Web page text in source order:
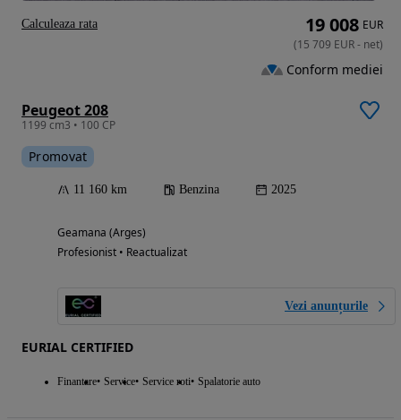
Peugeot 208
1199 cm3 • 100 CP
Promovat
11 160 km Benzina 2025
Geamana (Arges)
Profesionist • Reactualizat
Vezi anunțurile
EURIAL CERTIFIED
Finantare Service Service roti Spalatorie auto
19 008 EUR
(15 709 EUR- net)
Conform mediei
Calculeaza rata